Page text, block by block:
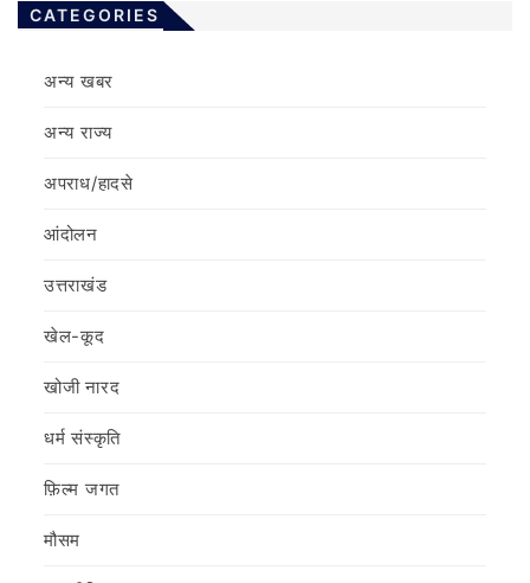
CATEGORIES
अन्य खबर
अन्य राज्य
अपराध/हादसे
आंदोलन
उत्तराखंड
खेल-कूद
खोजी नारद
धर्म संस्कृति
फ़िल्‍म जगत
मौसम